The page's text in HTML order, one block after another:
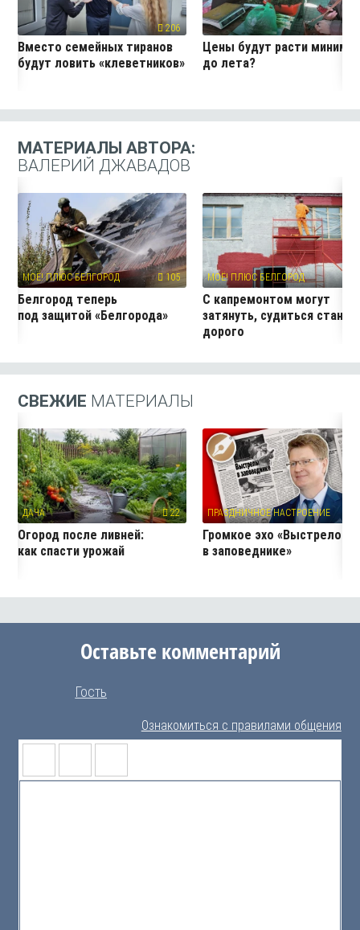
206
Вместо семейных тиранов
будут ловить «клеветников»
Цены будут расти
до лета?
МАТЕРИАЛЫ АВТОРА:
ВАЛЕРИЙ ДЖАВАДОВ
МОЁ! ПЛЮС БЕЛГОРОД 105
Белгород теперь
под защитой «Белгорода»
МОЁ! ПЛЮС БЕЛГОРОД
С капремонтом могут
затянуть, судиться станет
дорого
СВЕЖИЕ МАТЕРИАЛЫ
ДАЧА 22
Огород после ливней:
как спасти урожай
ПРАЗДНИЧНОЕ НАСТРОЕНИЕ
Громкое эхо «Выстрелов
в заповеднике»
Оставьте комментарий
Гость
Ознакомиться с правилами общения